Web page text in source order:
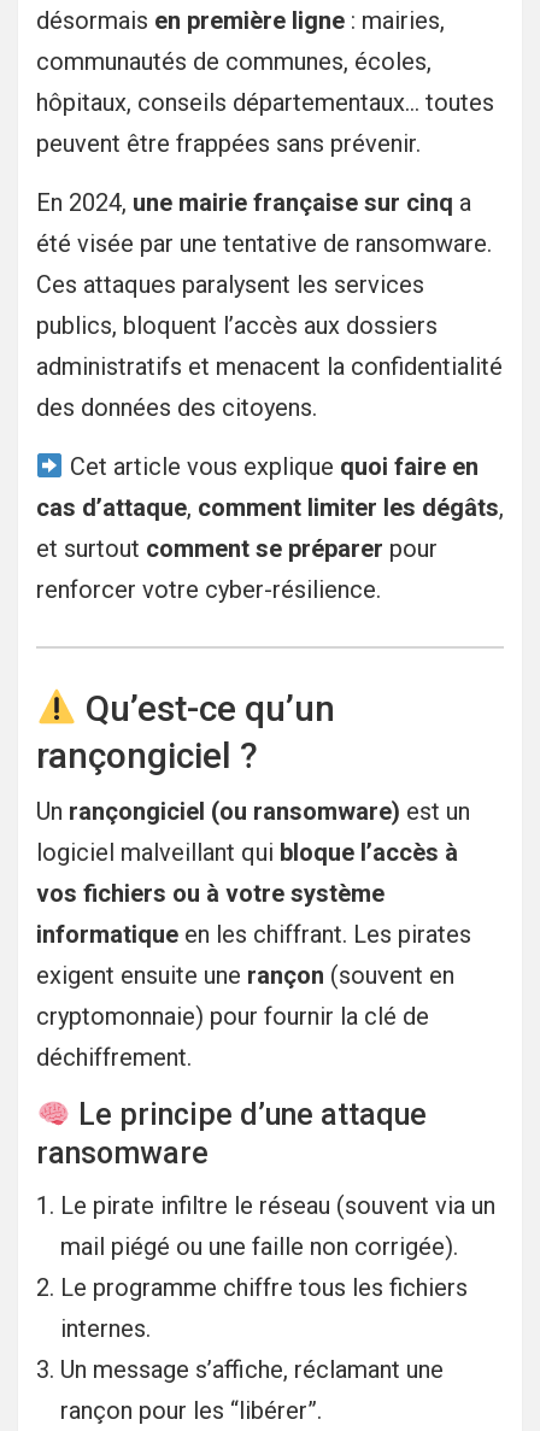
désormais en première ligne : mairies,
communautés de communes, écoles,
hôpitaux, conseils départementaux… toutes
peuvent être frappées sans prévenir.
En 2024, une mairie française sur cinq a
été visée par une tentative de ransomware.
Ces attaques paralysent les services
publics, bloquent l’accès aux dossiers
administratifs et menacent la confidentialité
des données des citoyens.
Cet article vous explique quoi faire en
cas d’attaque, comment limiter les dégâts,
et surtout comment se préparer pour
renforcer votre cyber-résilience.
Qu’est-ce qu’un
rançongiciel ?
Un rançongiciel (ou ransomware) est un
logiciel malveillant qui bloque l’accès à
vos fichiers ou à votre système
informatique en les chiffrant. Les pirates
exigent ensuite une rançon (souvent en
cryptomonnaie) pour fournir la clé de
déchiffrement.
Le principe d’une attaque
ransomware
Le pirate infiltre le réseau (souvent via un
mail piégé ou une faille non corrigée).
Le programme chiffre tous les fichiers
internes.
Un message s’affiche, réclamant une
rançon pour les “libérer”.